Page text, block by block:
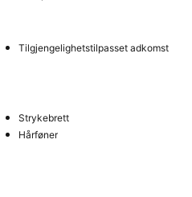
Tilgjengelighetstilpasset adkomst
Strykebrett
Hårføner